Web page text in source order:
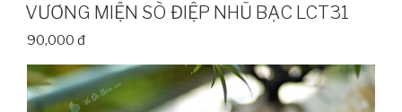
VƯƠNG MIỆN SÒ ĐIỆP NHŨ BẠC LCT31
90,000 đ